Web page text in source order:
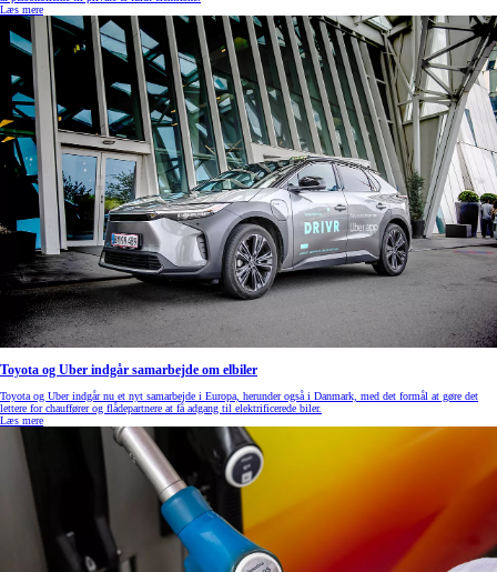
Læs mere
Toyota og Uber indgår samarbejde om elbiler
Toyota og Uber indgår nu et nyt samarbejde i Europa, herunder også i Danmark, med det formål at gøre det
lettere for chauffører og flådepartnere at få adgang til elektrificerede biler.
Læs mere